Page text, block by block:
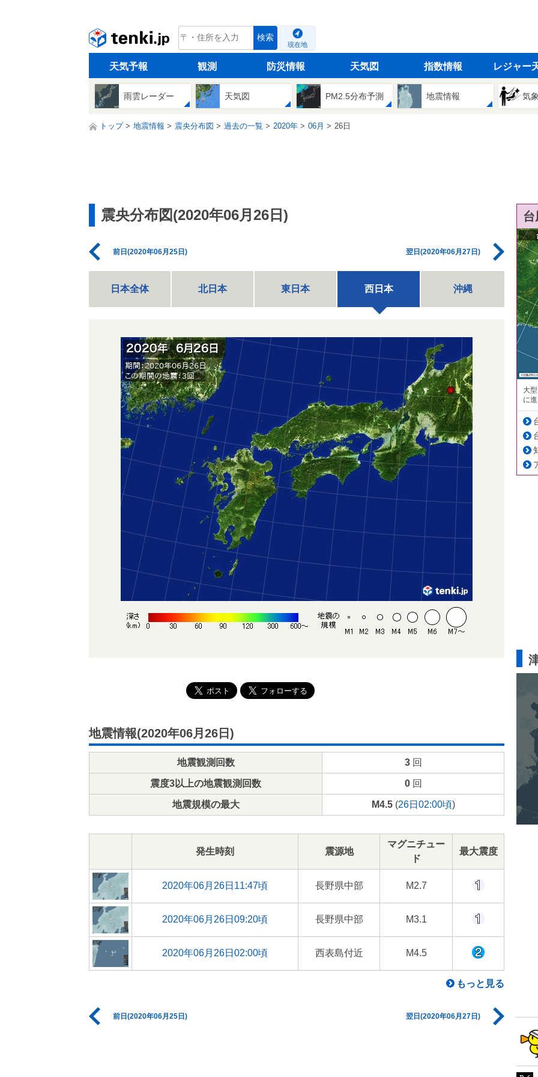
tenki.jp 検索
現在地
天気予報 観測 防災情報 天気図 指数情報 レジャー
雨雲レーダー 天気図 PM2.5分布予測 地震情報 気
トップ 地震情報 震央分布図 過去の一覧 2020年 06月 26日
震央分布図(2020年06月26日)
前日(2020年06月25日) 翌日(2020年06月27日)
日本全体 北日本 東日本 西日本 沖縄
地震情報(2020年06月26日)
地震観測回数 3回
震度3以上の地震観測回数 0回
地震規模の最大 M4.5(26日02:00頃)
発生時刻 震源地
マグニチュー
ド
最大震度
2020年06月26日11:47頃 長野県中部 M2.7
2020年06月26日09:20頃 長野県中部 M3.1
2020年06月26日02:00頃 西表島付近 M4.5
もっと見る
前日(2020年06月25日) 翌日(2020年06月27日)
大
に